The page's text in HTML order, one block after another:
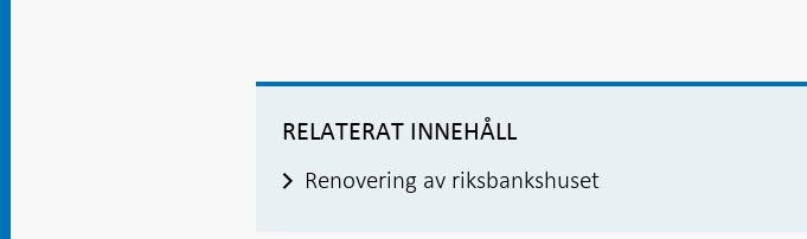
RELATERAT INNEHÅLL
Renovering av riksbankshuset